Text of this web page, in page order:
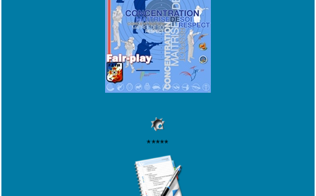
*****